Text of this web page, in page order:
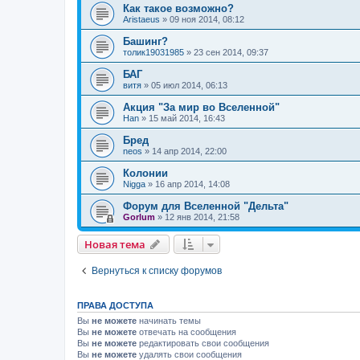
Как такое возможно?
Aristaeus » 09 ноя 2014, 08:12
Башинг?
толик19031985 » 23 сен 2014, 09:37
БАГ
витя » 05 июл 2014, 06:13
Акция "За мир во Вселенной"
Han » 15 май 2014, 16:43
Бред
neos » 14 апр 2014, 22:00
Колонии
Nigga » 16 апр 2014, 14:08
Форум для Вселенной "Дельта"
Gorlum » 12 янв 2014, 21:58
Новая тема
Вернуться к списку форумов
ПРАВА ДОСТУПА
Вы не можете начинать темы
Вы не можете отвечать на сообщения
Вы не можете редактировать свои сообщения
Вы не можете удалять свои сообщения